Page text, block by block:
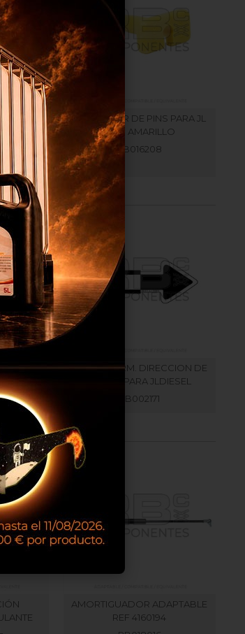
EXTRACTOR DE PINS PARA JL
TIPO AMARILLO
RB016208
SUP-
ADH. INFORM. DIRECCION DE
BRAZO PARA JLDIESEL
RB002171
AMORTIGUADOR ADAPTABLE
REF 4160194